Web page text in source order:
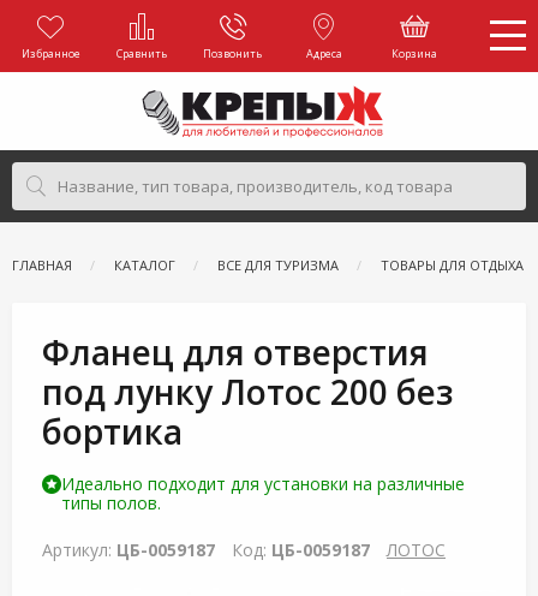
Избранное Сравнить Позвонить Адреса Корзина
ГЛАВНАЯ КАТАЛОГ ВСЕ ДЛЯ ТУРИЗМА ТОВАРЫ ДЛЯ ОТДЫХА
Фланец для отверстия
под лунку Лотос 200 без
бортика
Идеально подходит для установки на различные
типы полов.
Артикул: ЦБ-0059187 Код: ЦБ-0059187 ЛОТОС